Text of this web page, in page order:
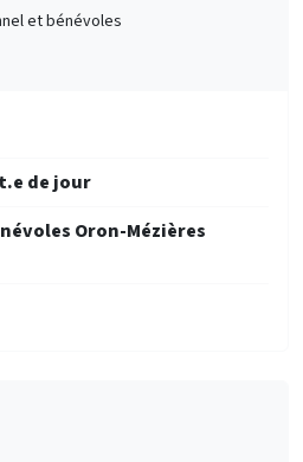
et bénévoles
de jour
Oron-Mézières